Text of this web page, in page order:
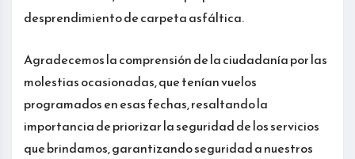
desprendimiento de carpeta asfáltica.
Agradecemos la comprensión de la ciudadanía por las
molestias ocasionadas, que tenían vuelos
programados en esas fechas, resaltando la
importancia de priorizar la seguridad de los servicios
que brindamos, garantizando seguridad a nuestros